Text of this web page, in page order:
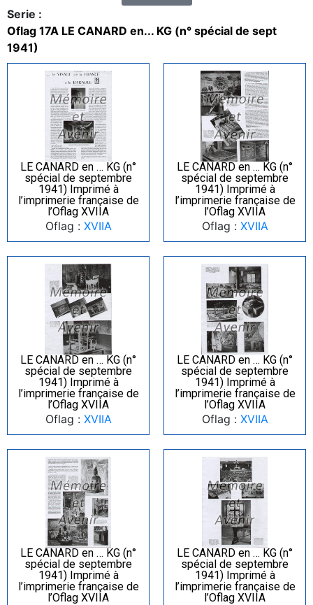
Serie :
Oflag 17A LE CANARD en... KG (n° spécial de sept
1941)
LE CANARD en … KG (n°
spécial de septembre
1941) Imprimé à
l’imprimerie française de
l’Oflag XVIIA
Oflag : XVIIA
LE CANARD en … KG (n°
spécial de septembre
1941) Imprimé à
l’imprimerie française de
l’Oflag XVIIA
Oflag : XVIIA
LE CANARD en … KG (n°
spécial de septembre
1941) Imprimé à
l’imprimerie française de
l’Oflag XVIIA
Oflag : XVIIA
LE CANARD en … KG (n°
spécial de septembre
1941) Imprimé à
l’imprimerie française de
l’Oflag XVIIA
Oflag : XVIIA
LE CANARD en … KG (n°
spécial de septembre
1941) Imprimé à
l’imprimerie française de
l’Oflag XVIIA
LE CANARD en … KG (n°
spécial de septembre
1941) Imprimé à
l’imprimerie française de
l’Oflag XVIIA